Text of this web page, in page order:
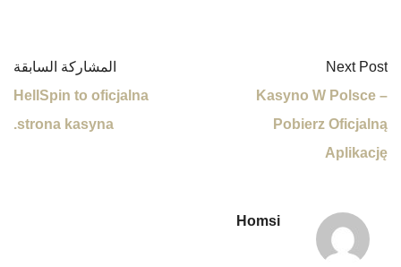
المشاركة السابقة
HellSpin to oficjalna
strona kasyna.
Next Post
Kasyno W Polsce –
Pobierz Oficjalną
Aplikację
Homsi